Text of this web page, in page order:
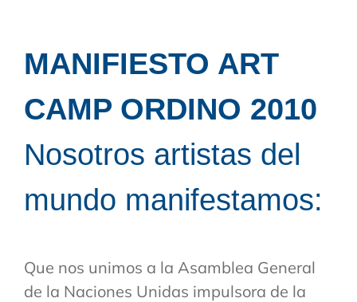
MANIFIESTO ART
CAMP ORDINO 2010
Nosotros artistas del
mundo manifestamos:
Que nos unimos a la Asamblea General
de la Naciones Unidas impulsora de la